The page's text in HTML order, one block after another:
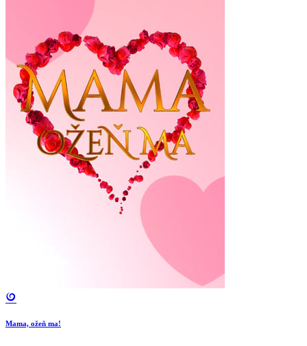
Mama, ožeň ma!